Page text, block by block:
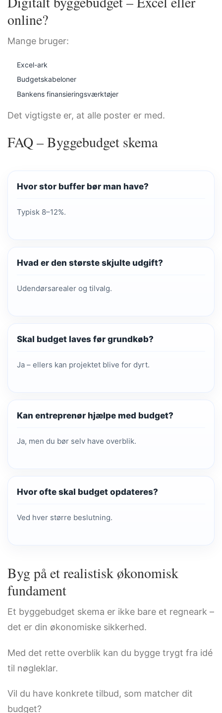
online?
Mange bruger:
Excel-ark
Budgetskabeloner
Bankens finansieringsværktøjer
Det vigtigste er, at alle poster er med.
FAQ – Byggebudget skema
Hvor stor buffer bør man have?
Typisk 8–12%.
Hvad er den største skjulte udgift?
Udendørsarealer og tilvalg.
Skal budget laves før grundkøb?
Ja – ellers kan projektet blive for dyrt.
Kan entreprenør hjælpe med budget?
Ja, men du bør selv have overblik.
Hvor ofte skal budget opdateres?
Ved hver større beslutning.
Byg på et realistisk økonomisk
fundament
Et byggebudget skema er ikke bare et regneark –
det er din økonomiske sikkerhed.
Med det rette overblik kan du bygge trygt fra idé
til nøgleklar.
Vil du have konkrete tilbud, som matcher dit
budget?